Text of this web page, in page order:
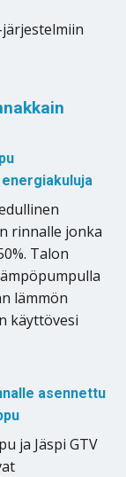
rinnalle jonka
Talon
lämmön
käyttövesi
asennettu
ja Jäspi GTV